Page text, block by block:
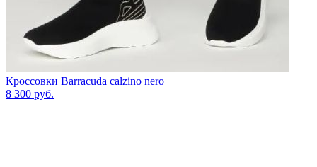
Кроссовки Barracuda calzino nero
8 300 руб.